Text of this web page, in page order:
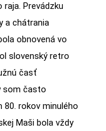
Prevádzku
a chátrania
obnovená vo
slovenský retro
časť
som často
rokov minulého
Maši bola vždy